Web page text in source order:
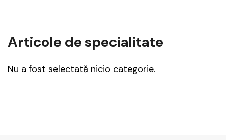
Articole de specialitate
Nu a fost selectată nicio categorie.